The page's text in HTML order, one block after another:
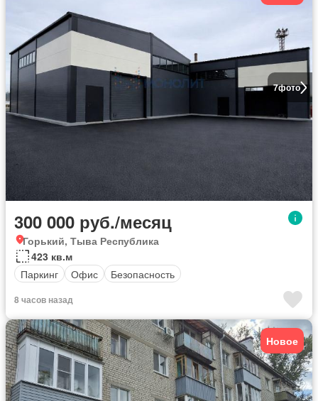
7фото
300 000 руб./месяц
Горький, Тыва Республика
423 кв.м
Паркинг
Офис Безопасность
8 часов назад
Новое